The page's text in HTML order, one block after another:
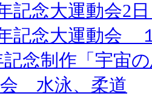
記念大運動会2
記念大運動会
記念制作「宇宙
会 水泳、柔道